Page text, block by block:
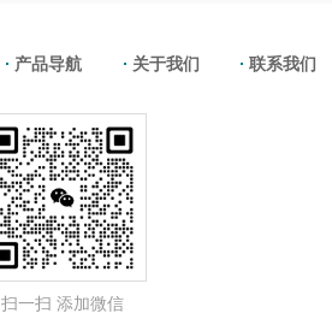
产品导航 关于我们 联系我们
扫一扫 添加微信